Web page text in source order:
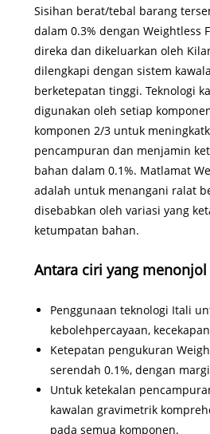
Sisihan berat/tebal barang
dalam 0.3% dengan Weightless
direka dan dikeluarkan oleh
dilengkapi dengan sistem
berketepatan tinggi. Teknologi
digunakan oleh setiap
komponen 2/3 untuk
pencampuran dan menjamin
bahan dalam 0.1%. Matlamat
adalah untuk menangani ralat
disebabkan oleh variasi yang
ketumpatan bahan.
Antara ciri yang
Penggunaan teknologi Itali
kebolehpercayaan,
Ketepatan pengukuran
serendah 0.1%, dengan
Untuk ketekalan
kawalan gravimetrik
pada semua komponen.